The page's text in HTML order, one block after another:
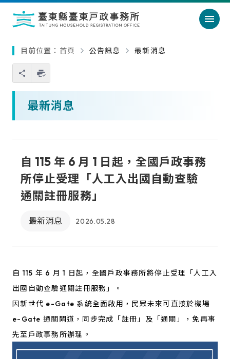
目前位置： 首頁 公告訊息 最新消息
您也可以使用 Ctrl+P 快捷鍵
略過單元子連結
最新消息
自 115 年 6 月 1 日起，全國戶政事務
所停止受理「人工入出國自動查驗
通關註冊服務」
最新消息 2026.05.28
自 115 年 6 月 1 日起，全國戶政事務所將停止受理「人工入
出國自動查驗通關註冊服務」。
因新世代 e-Gate 系統全面啟用，民眾未來可直接於機場
e-Gate 通關閘道，同步完成「註冊」及「通關」，免再事
先至戶政事務所辦理。